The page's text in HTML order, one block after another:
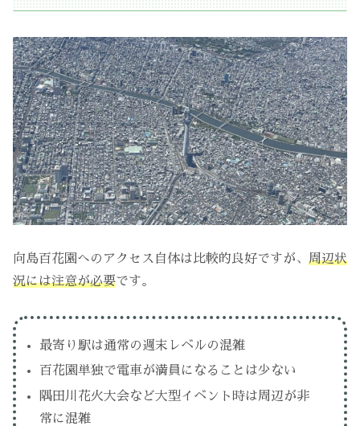
向島百花園へのアクセス自体は比較的良好ですが、 周辺状
況には注意が必要です。
最寄り駅は通常の週末レベルの混雑
百花園単独で電車が満員になることは少ない
隅田川花火大会など大型イベント時は周辺が非
常に混雑